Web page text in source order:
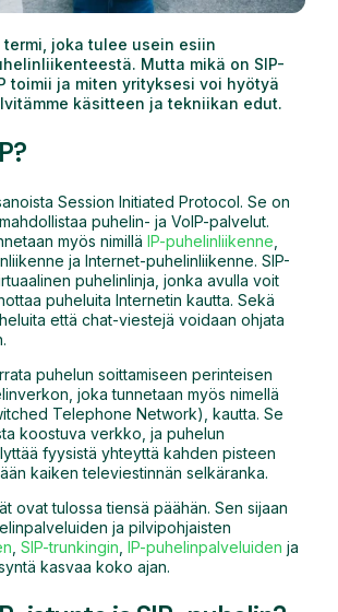
termi, joka tulee usein esiin
Mutta mikä on SIP-
toimii ja miten yrityksesi voi hyötyä
käsitteen ja tekniikan edut.
Session Initiated Protocol. Se on
puhelin- ja VoIP-palvelut.
myös nimillä IP-puhelinliikenne
ja Internet-puhelinliikenne. SIP-
puhelinlinja, jonka avulla voit
puheluita Internetin kautta. Sekä
että chat-viestejä voidaan ohjata
puhelun soittamiseen perinteisen
joka tunnetaan myös nimellä
Telephone Network), kautta. Se
koostuva verkko, ja puhelun
fyysistä yhteyttä kahden pisteen
kaiken televiestinnän selkäranka.
ovat tulossa tiensä päähän. Sen sijaan
ja pilvipohjaisten
SIP-trunkingin IP-puhelinpalveluiden ja
kasvaa koko ajan.